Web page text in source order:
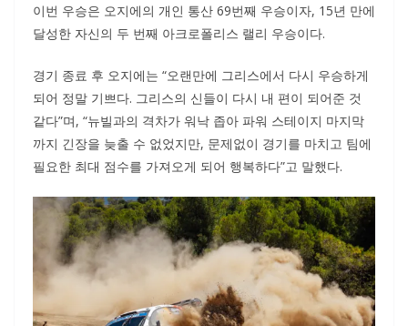
이번 우승은 오지에의 개인 통산 69번째 우승이자, 15년 만에
달성한 자신의 두 번째 아크로폴리스 랠리 우승이다.
경기 종료 후 오지에는 “오랜만에 그리스에서 다시 우승하게
되어 정말 기쁘다. 그리스의 신들이 다시 내 편이 되어준 것
같다”며, “뉴빌과의 격차가 워낙 좁아 파워 스테이지 마지막
까지 긴장을 늦출 수 없었지만, 문제없이 경기를 마치고 팀에
필요한 최대 점수를 가져오게 되어 행복하다”고 말했다.